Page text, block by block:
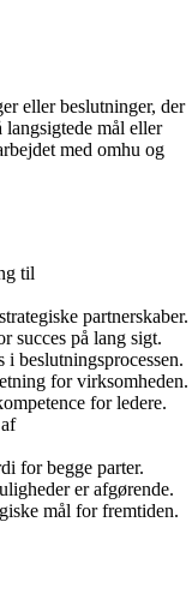
eller beslutninger, der
mål eller
med omhu og
til
partnerskaber.
succes på lang sigt.
beslutningsprocessen.
for virksomheden.
for ledere.
for begge parter.
er afgørende.
mål for fremtiden.